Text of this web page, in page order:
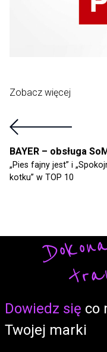
Zobacz więcej
BAYER – obsługa
„Pies fajny jest” i
kotku” w TOP 10
Dowiedz się co
Twojej marki